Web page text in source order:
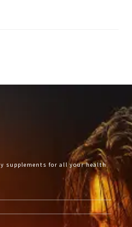
supplements for all your health